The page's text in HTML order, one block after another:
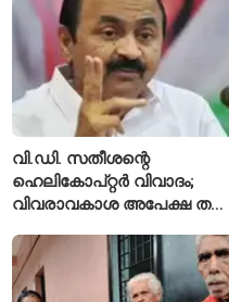
വി.ഡി. സതീശന്റെ
ഹെലികോപ്റ്റർ വിവാദം;
വിവരാവകാശ അപേക്ഷ തള്ളി